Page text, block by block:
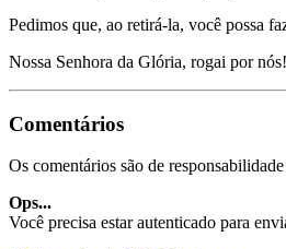
Pedimos que, ao retirá-la, você possa
Nossa Senhora da Glória, rogai por nós!
Comentários
Os comentários são de
Ops...
Você precisa estar autenticado para